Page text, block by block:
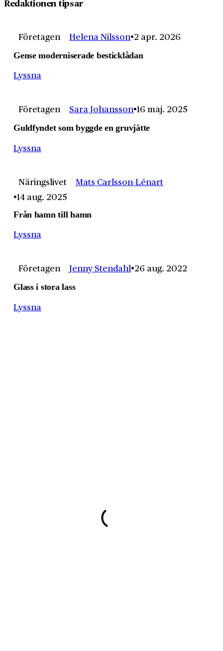
Redaktionen tipsar
Företagen Helena Nilsson 2 apr. 2026
Gense moderniserade besticklådan
Lyssna
Företagen Sara Johansson 16 maj. 2025
Guldfyndet som byggde en gruvjätte
Lyssna
Näringslivet
Mats Carlsson-Lénart
14 aug. 2025
Från hamn till hamn
Lyssna
Företagen Jenny Stendahl 26 aug. 2022
Glass i stora lass
Lyssna